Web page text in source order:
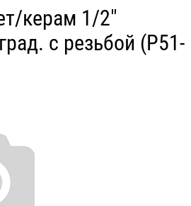
керам 1/2"
с резьбой (Р51-